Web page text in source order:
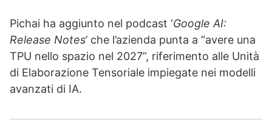
Pichai ha aggiunto nel podcast ‘Google AI:
Release Notes’ che l’azienda punta a “avere una
TPU nello spazio nel 2027”, riferimento alle Unità
di Elaborazione Tensoriale impiegate nei modelli
avanzati di IA.